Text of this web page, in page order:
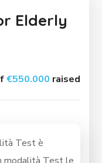
Elderly
€550.000 raised
Test è